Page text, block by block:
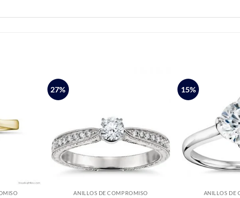
27%
ANILLOS DE COMPROMISO
15%
ANILLOS DE